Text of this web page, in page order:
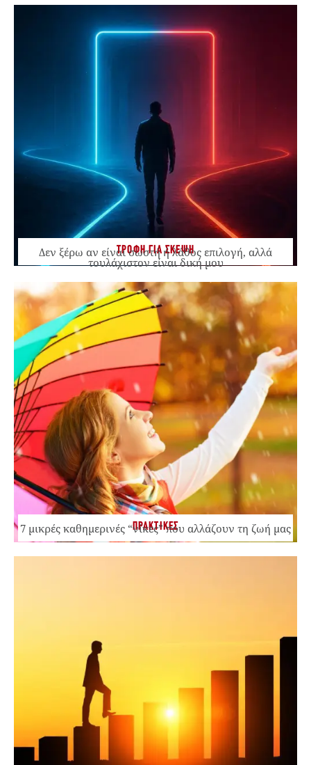
ΤΡΟΦΗ ΓΙΑ ΣΚΕΨΗ
Δεν ξέρω αν είναι σωστή ή λάθος επιλογή, αλλά
τουλάχιστον είναι δική μου
ΠΡΑΚΤΙΚΕΣ
7 μικρές καθημερινές “νίκες” που αλλάζουν τη ζωή μας